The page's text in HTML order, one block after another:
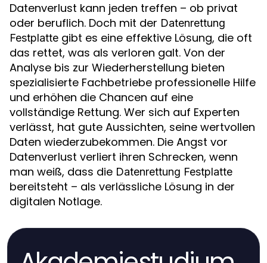
Datenverlust kann jeden treffen – ob privat
oder beruflich. Doch mit der Datenrettung
Festplatte gibt es eine effektive Lösung, die oft
das rettet, was als verloren galt. Von der
Analyse bis zur Wiederherstellung bieten
spezialisierte Fachbetriebe professionelle Hilfe
und erhöhen die Chancen auf eine
vollständige Rettung. Wer sich auf Experten
verlässt, hat gute Aussichten, seine wertvollen
Daten wiederzubekommen. Die Angst vor
Datenverlust verliert ihren Schrecken, wenn
man weiß, dass die Datenrettung Festplatte
bereitsteht – als verlässliche Lösung in der
digitalen Notlage.